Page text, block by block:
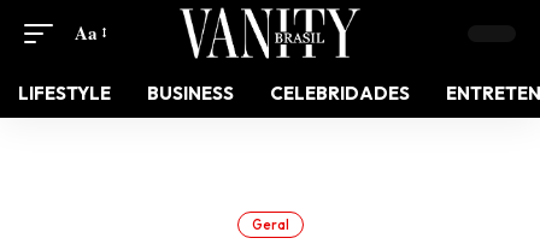
Aa
LIFESTYLE BUSINESS CELEBRIDADES
Geral